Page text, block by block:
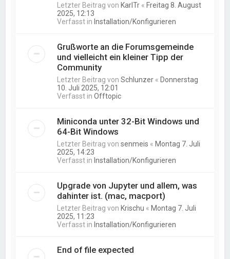
Letzter Beitrag von KarlTr « Freitag 8. August
2025, 12:13
Verfasst in Installation/Konfigurieren
Grußworte an die Forumsgemeinde
und vielleicht ein kleiner Tipp der
Community
Letzter Beitrag vonSchlunzer « Donnerstag
10. Juli 2025, 12:01
Verfasst inOfftopic
Miniconda unter 32-Bit Windows und
64-Bit Windows
Letzter Beitrag vonsenmeis « Montag 7. Juli
2025, 14:23
Verfasst in Installation/Konfigurieren
Upgrade von Jupyter und allem, was
dahinter ist. (mac, macport)
Letzter Beitrag von Krischu « Montag 7. Juli
2025, 11:23
Verfasst in Installation/Konfigurieren
End of file expected